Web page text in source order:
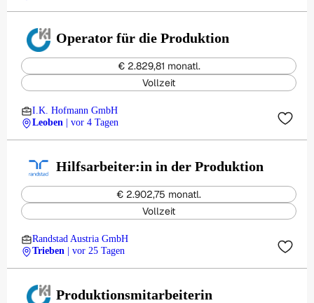
Operator für die Produktion
€ 2.829,81 monatl.
Vollzeit
I.K. Hofmann GmbH
Leoben
| vor 4 Tagen
Hilfsarbeiter:in in der Produktion
€ 2.902,75 monatl.
Vollzeit
Randstad Austria GmbH
Trieben
| vor 25 Tagen
Produktionsmitarbeiterin